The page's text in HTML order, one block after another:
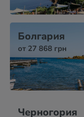
Болгария
от 27 868 грн
Черногория